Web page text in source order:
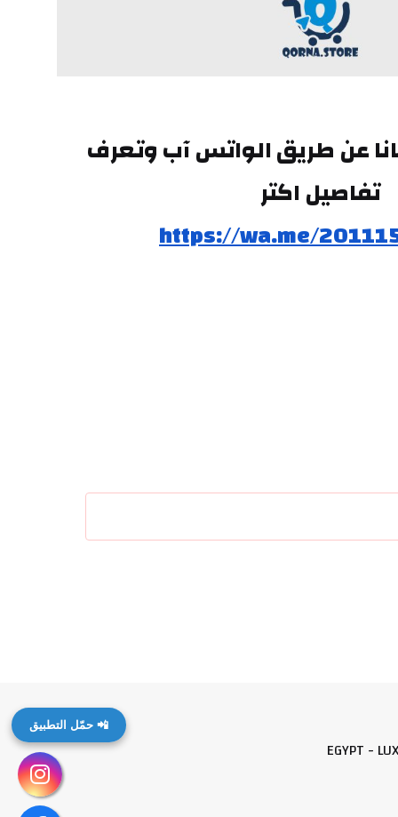
📲 حمّل التطبيق
تفاصيل اكتر
https://wa.me/
EGYPT -